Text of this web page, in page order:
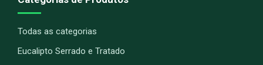
Todas as categorias
Eucalipto Serrado e Tratado